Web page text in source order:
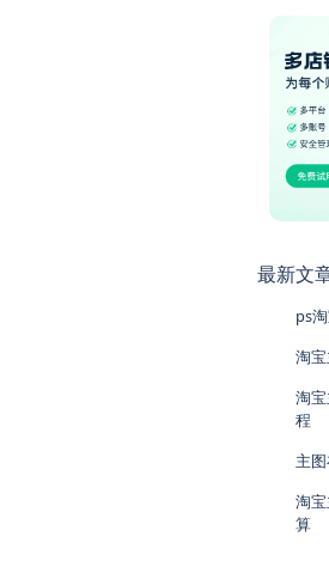
最新文
ps
淘
淘
程
主
淘
算